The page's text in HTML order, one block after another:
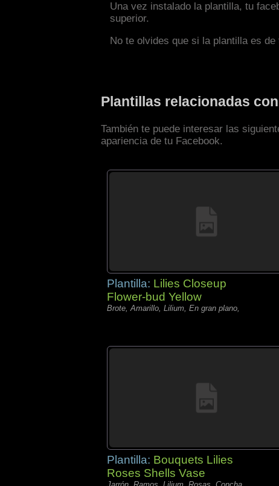
Una vez instalado la plantilla, tu
superior.
No te olvides que si la plantilla es
Plantillas relacionadas
También te puede interesar las
apariencia de tu Facebook.
Plantilla: Lilies Closeup
Flower-bud Yellow
Brote, Amarillo, Lilium, En gran plano,
Plantilla: Bouquets Lilies
Roses Shells Vase